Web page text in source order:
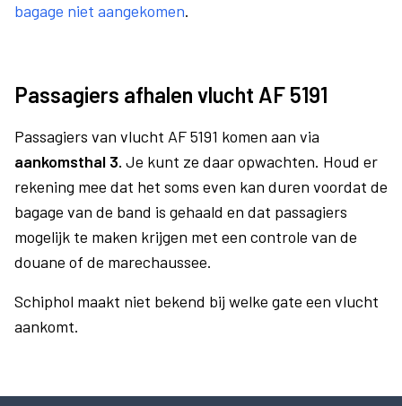
bagage niet aangekomen.
Passagiers afhalen vlucht AF 5191
Passagiers van vlucht AF 5191 komen aan via
aankomsthal 3. Je kunt ze daar opwachten. Houd er
rekening mee dat het soms even kan duren voordat de
bagage van de band is gehaald en dat passagiers
mogelijk te maken krijgen met een controle van de
douane of de marechaussee.
Schiphol maakt niet bekend bij welke gate een vlucht
aankomt.